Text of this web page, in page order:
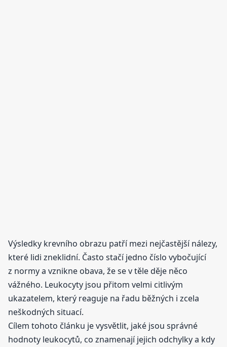
Výsledky krevního obrazu patří mezi nejčastější nálezy,
které lidi zneklidní. Často stačí jedno číslo vybočující
z normy a vznikne obava, že se v těle děje něco
vážného. Leukocyty jsou přitom velmi citlivým
ukazatelem, který reaguje na řadu běžných i zcela
neškodných situací.
Cílem tohoto článku je vysvětlit, jaké jsou správné
hodnoty leukocytů, co znamenají jejich odchylky a kdy